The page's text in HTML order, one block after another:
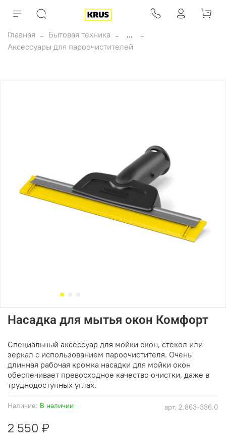
Главная Бытовая техника
...
Аксессуары для пароочистителей
арт. 2.863-336.0
Наличие: В наличии
Насадка для мытья окон Комфорт
2 550 ₽
Специальный аксессуар для мойки окон, стекол или
зеркал с использованием пароочистителя. Очень
длинная рабочая кромка насадки для мойки окон
обеспечивает превосходное качество очистки, даже в
труднодоступных углах.